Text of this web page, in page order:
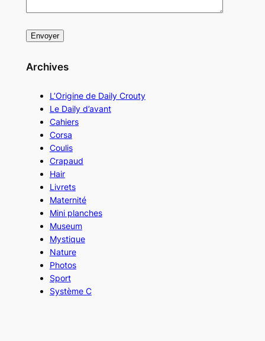
Archives
L’Origine de Daily Crouty
Le Daily d’avant
Cahiers
Corsa
Coulis
Crapaud
Hair
Livrets
Maternité
Mini planches
Museum
Mystique
Nature
Photos
Sport
Système C